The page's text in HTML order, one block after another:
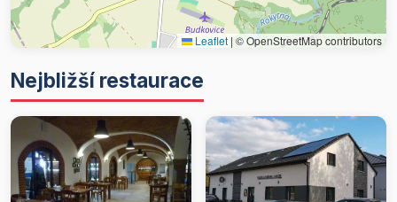
Leaflet | © OpenStreetMap contributors
Nejbližší restaurace